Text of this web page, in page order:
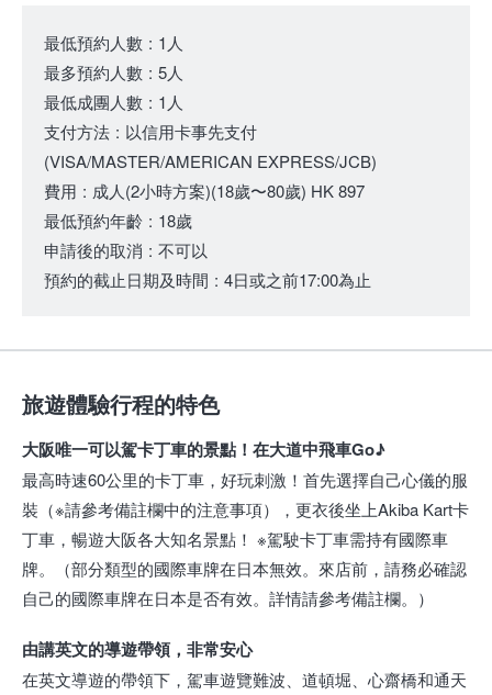
最低預約人數 : 1人
最多預約人數 : 5人
最低成團人數 : 1人
支付方法 : 以信用卡事先支付
(VISA/MASTER/AMERICAN EXPRESS/JCB)
費用 : 成人(2小時方案)(18歲〜80歲) HK 897
最低預約年齡 : 18歲
申請後的取消 : 不可以
預約的截止日期及時間 : 4日或之前17:00為止
旅遊體驗行程的特色
大阪唯一可以駕卡丁車的景點！在大道中飛車Go♪
最高時速60公里的卡丁車，好玩刺激！首先選擇自己心儀的服
裝（※請參考備註欄中的注意事項），更衣後坐上Akiba Kart卡
丁車，暢遊大阪各大知名景點！ ※駕駛卡丁車需持有國際車
牌。（部分類型的國際車牌在日本無效。來店前，請務必確認
自己的國際車牌在日本是否有效。詳情請參考備註欄。）
由講英文的導遊帶領，非常安心
在英文導遊的帶領下，駕車遊覽難波、道頓堀、心齋橋和通天